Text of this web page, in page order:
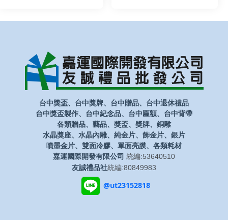
台中獎盃、台中獎牌、台中贈品、台中退休禮品
台中獎盃製作、台中紀念品、台中匾額、台中背帶
各類贈品、藝品、獎盃、獎牌、銅雕
水晶獎座、水晶內雕、純金片、飾金片、銀片
噴墨金片、雙面冷膠、單面亮膜、各類耗材
嘉運國際開發有限公司 統編:53640510
友誠禮品社統編:80849983
@ut23152818